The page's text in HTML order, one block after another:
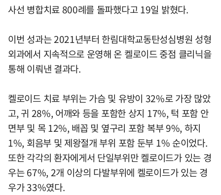
사선 병합치료 800례를 돌파했다고 19일 밝혔다.
이번 성과는 2021년부터 한림대학교동탄성심병원 성형
외과에서 지속적으로 운영해 온 켈로이드 중점 클리닉을
통해 이뤄낸 결과다.
켈로이드 치료 부위는 가슴 및 유방이 32%로 가장 많았
고, 귀 28%, 어깨와 등을 포함한 상지 17%, 턱 포함 안
면부 및 목 12%, 배꼽 및 옆구리 포함 복부 9%, 하지
1%, 회음부 및 제왕절개 부위 포함 둔부 1% 순이었다.
또한 각각의 환자에게서 단일부위만 켈로이드가 있는 경
우는 67%, 2개 이상의 다발부위에 켈로이드가 있는 경
우가 33%였다.